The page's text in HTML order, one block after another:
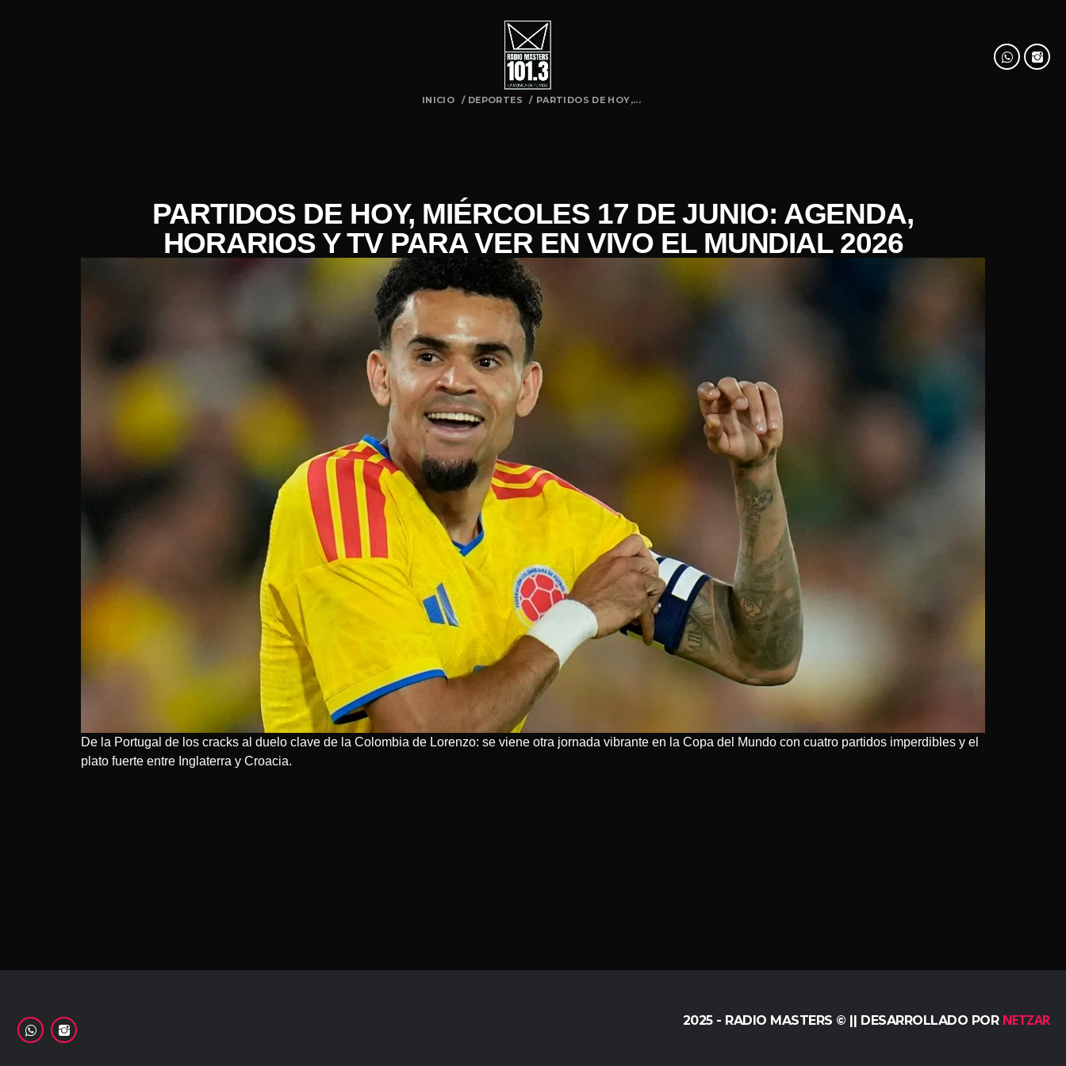
INICIO / DEPORTES / PARTIDOS DE HOY,...
PARTIDOS DE HOY, MIÉRCOLES 17 DE JUNIO: AGENDA,
HORARIOS Y TV PARA VER EN VIVO EL MUNDIAL 2026
De la Portugal de los cracks al duelo clave de la Colombia de Lorenzo: se viene otra jornada vibrante en la Copa del Mundo con cuatro partidos imperdibles y el
plato fuerte entre Inglaterra y Croacia.
2025 - RADIO MASTERS © || DESARROLLADO POR NETZAR